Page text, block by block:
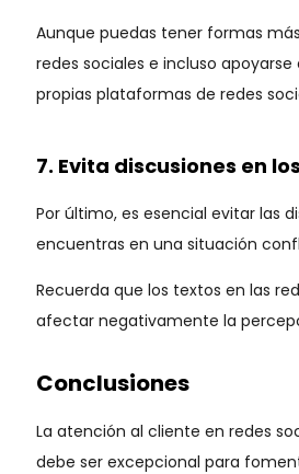
Aunque puedas tener formas
redes sociales e incluso
propias plataformas de redes
7. Evita discusiones en
Por último, es esencial evitar las
encuentras en una situación
Recuerda que los textos en las
afectar negativamente la
Conclusiones
La atención al cliente en redes
debe ser excepcional para